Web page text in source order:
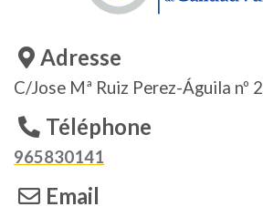
Adresse
C/Jose Mª Ruiz Perez-Águila nº 2
Téléphone
965830141
Email